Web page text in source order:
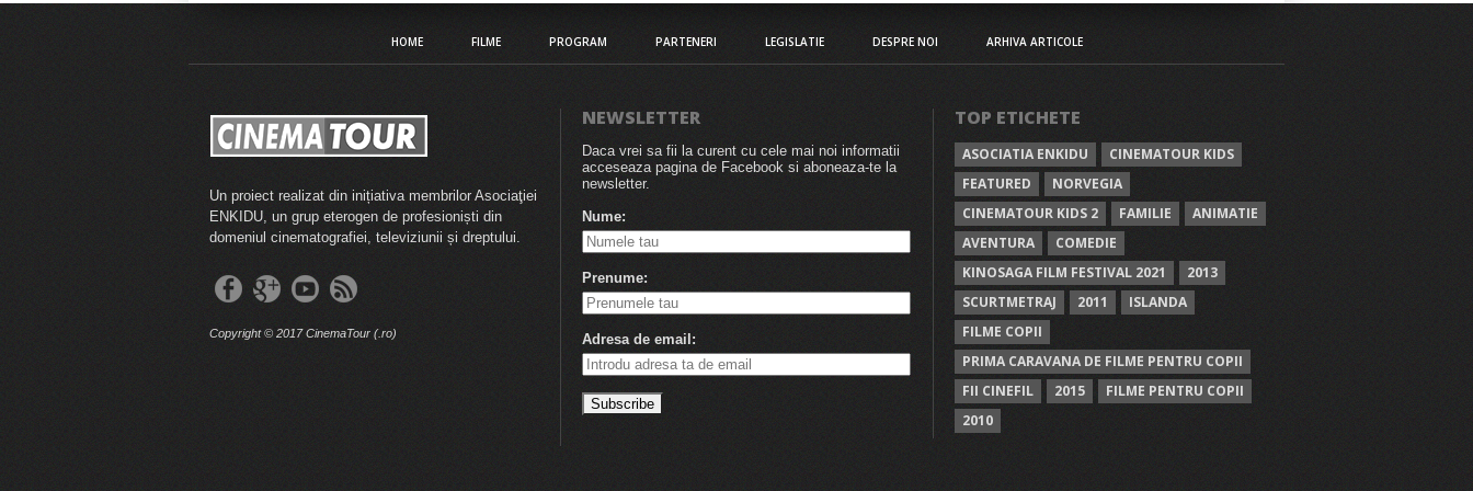
HOME FILME PROGRAM PARTENERI LEGISLATIE DESPRE NOI ARHIVA ARTICOLE
Un proiect realizat din inițiativa membrilor Asociaţiei
ENKIDU, un grup eterogen de profesioniști din
domeniul cinematografiei, televiziunii și dreptului.
Copyright © 2017 CinemaTour (.ro)
NEWSLETTER
Daca vrei sa fii la curent cu cele mai noi informatii
acceseaza pagina de Facebook si aboneaza-te la
newsletter.
Nume:
Prenume:
Adresa de email:
TOP ETICHETE
ASOCIATIA ENKIDU
CINEMATOUR KIDS
FEATURED
NORVEGIA
CINEMATOUR KIDS 2
FAMILIE
ANIMATIE
AVENTURA
COMEDIE
KINOSAGA FILM FESTIVAL 2021
2013
SCURTMETRAJ
2011
ISLANDA
FILME COPII
PRIMA CARAVANA DE FILME PENTRU COPII
FII CINEFIL
2015
FILME PENTRU COPII
2010